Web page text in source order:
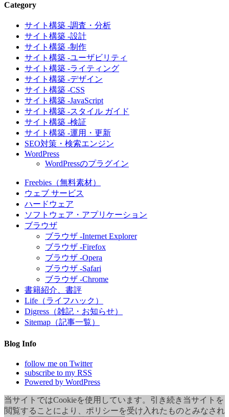
Category
サイト構築 -調査・分析
サイト構築 -設計
サイト構築 -制作
サイト構築 -ユーザビリティ
サイト構築 -ライティング
サイト構築 -デザイン
サイト構築 -CSS
サイト構築 -JavaScript
サイト構築 -スタイル ガイド
サイト構築 -検証
サイト構築 -運用・更新
SEO対策・検索エンジン
WordPress
WordPressのプラグイン
Freebies（無料素材）
ウェブ サービス
ハードウェア
ソフトウェア・アプリケーション
ブラウザ
ブラウザ -Internet Explorer
ブラウザ -Firefox
ブラウザ -Opera
ブラウザ -Safari
ブラウザ -Chrome
書籍紹介、書評
Life（ライフハック）
Digress（雑記・お知らせ）
Sitemap（記事一覧）
Blog Info
follow me on Twitter
subscribe to my RSS
Powered by WordPress
当サイトではCookieを使用しています。引き続き当サイトを
閲覧することにより、ポリシーを受け入れたものとみなされ